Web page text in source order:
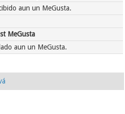
aun un MeGusta.
MeGusta
aun un MeGusta.